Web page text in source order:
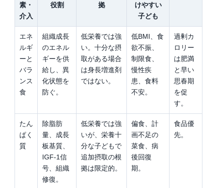
素・
介入
役割
拠
けやすい
子ども
エネ
ルギ
ーと
バラ
ンス
食
組織成長
のエネル
ギーを供
給し、異
化状態を
防ぐ。
低栄養では強
い。十分な摂
取がある場合
は身長増進剤
ではない。
低BMI、食
欲不振、
制限食、
慢性疾
患、食料
不安。
過剰カ
ロリー
は肥満
と早い
思春期
を促
す。
たん
ぱく
質
除脂肪
量、成長
板基質、
IGF-1信
号、組織
修復。
低栄養では強
いが、栄養十
分な子どもで
追加摂取の根
拠は限定的。
偏食、計
画不足の
菜食、病
後回復
期。
食品優
先。